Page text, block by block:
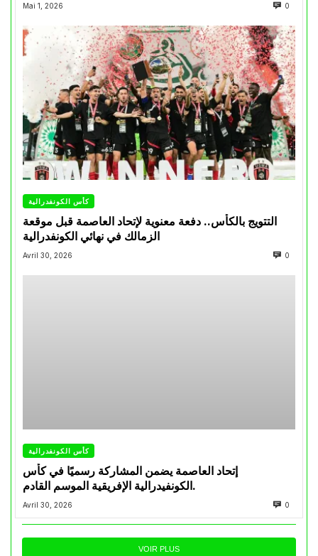
Mai 1, 2026 0
كأس الكونفدرالية
التتويج بالكأس.. دفعة معنوية لإتحاد العاصمة قبل موقعة
الزمالك في نهائي الكونفدرالية
Avril 30, 2026 0
كأس الكونفدرالية
إتحاد العاصمة يضمن المشاركة رسميًا في كأس
الكونفيدرالية الإفريقية الموسم القادم.
Avril 30, 2026 0
VOIR PLUS